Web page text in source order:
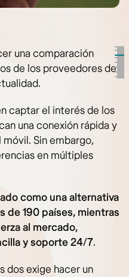
una comparación
de los proveedores de
captar el interés de los
una conexión rápida y
Sin embargo,
en múltiples
como una alternativa
de 190 países, mientras
al mercado,
y soporte 24/7.
dos exige hacer un